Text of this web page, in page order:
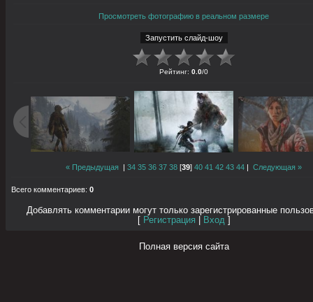
Просмотреть фотографию в реальном размере
Рейтинг: 0.0/0
« Предыдущая |34 35 36 37 38 [39]40 41 42 43 44 |Следующая »
Всего комментариев: 0
Добавлять комментарии могут только зарегистрированные
Регистрация Вход
Полная версия сайта